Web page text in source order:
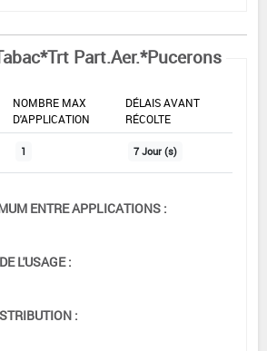
Part.Aer.*Pucerons
NOMBRE MAX
D'APPLICATION
DÉLAIS AVANT
RÉCOLTE
1 7 Jour (s)
ENTRE APPLICATIONS :
L'USAGE :
: